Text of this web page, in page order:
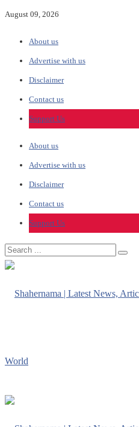
August 09, 2026
About us
Advertise with us
Disclaimer
Contact us
Support Us
About us
Advertise with us
Disclaimer
Contact us
Support Us